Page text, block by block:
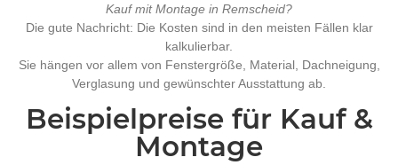
Kauf mit Montage in Remscheid?
Die gute Nachricht: Die Kosten sind in den meisten Fällen klar
kalkulierbar.
Sie hängen vor allem von Fenstergröße, Material, Dachneigung,
Verglasung und gewünschter Ausstattung ab.
Beispielpreise für Kauf &
Montage